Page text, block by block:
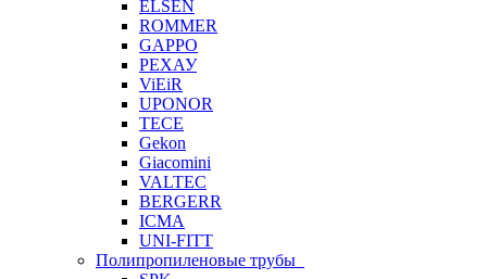
ELSEN
ROMMER
GAPPO
РЕХАУ
ViEiR
UPONOR
TECE
Gekon
Giacomini
VALTEC
BERGERR
ICMA
UNI-FITT
Полипропиленовые трубы